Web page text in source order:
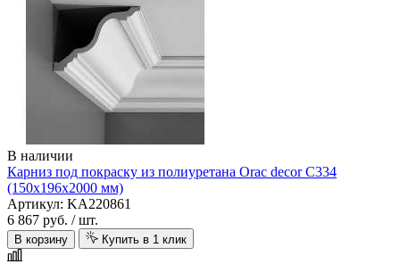
В наличии
Карниз под покраску из полиуретана Orac decor C334
(150х196х2000 мм)
Артикул: KA220861
6 867 руб. / шт.
В корзину Купить в 1 клик